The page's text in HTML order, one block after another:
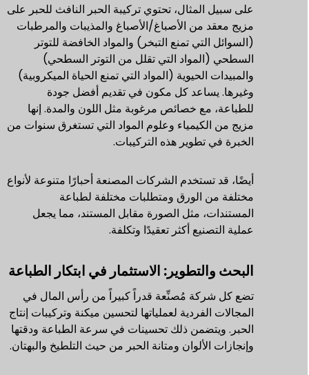
على سبيل المثال، تحتوي تركيبة الحبر النافث للحبر على
مزيج معقد من الأصباغ/الأصباغ والمذيبات والمرطبات
(السوائل التي تمنع التبخر) والمواد الخافضة للتوتر
السطحي (المواد التي تقلل من التوتر السطحي)
والمبيدات الحيوية (المواد التي تمنع الحياة الميكروبية)
وغيرها. يساعد كل مكون في تقديم أفضل جودة
للطباعة، مع خصائص مرغوبة مثل اللون والمدة. إنها
مزيج من الكيمياء وعلوم المواد التي تستغرق سنوات من
الخبرة في تطوير هذه التركيبات.
أيضًا، قد تستخدم الشركات المصنعة أحبارًا متنوعة لأنواع
مختلفة من الورق ومتطلبات مختلفة لطباعة
المستندات، مثل الصورة مقابل المستند، مما يجعل
عملية التصنيع أكثر تعقيدًا وتكلفة.
البحث والتطوير: الاستثمار في ابتكار الطباعة
تضع كل شركة مُصنِّعة قدراً كبيراً من رأس المال في
المجالات الفردية لعملياتها لتحسين ميكنة وتركيبات إنتاج
الحبر. ويتضمن ذلك تحسينات في سرعة الطباعة ودقتها
وإنجازات الألوان ومتانة الحبر من حيث التلطيخ والبهتان.